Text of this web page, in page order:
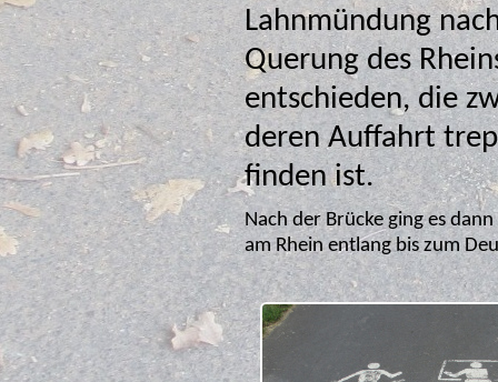
Lahnmündung
Querung des Rheins haben wir uns für die
entschieden, die
deren Auffahrt
finden ist.
Nach der Brücke ging es dann zügig zum Rheinufer und durch die Kaiserin Augusta Anlage
am Rhein entlang